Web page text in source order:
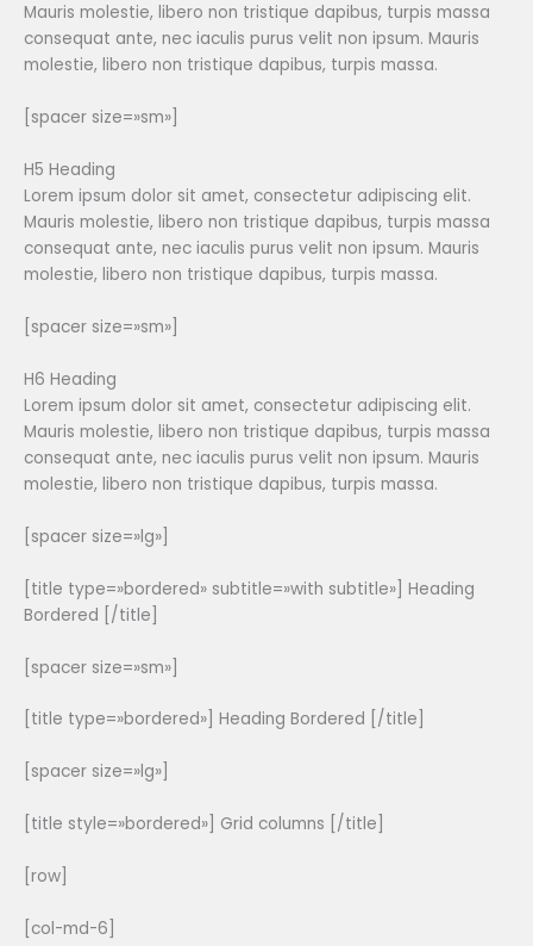
Mauris molestie, libero non tristique dapibus, turpis massa
consequat ante, nec iaculis purus velit non ipsum. Mauris
molestie, libero non tristique dapibus, turpis massa.
[spacer size=»sm»]
H5 Heading
Lorem ipsum dolor sit amet, consectetur adipiscing elit.
Mauris molestie, libero non tristique dapibus, turpis massa
consequat ante, nec iaculis purus velit non ipsum. Mauris
molestie, libero non tristique dapibus, turpis massa.
[spacer size=»sm»]
H6 Heading
Lorem ipsum dolor sit amet, consectetur adipiscing elit.
Mauris molestie, libero non tristique dapibus, turpis massa
consequat ante, nec iaculis purus velit non ipsum. Mauris
molestie, libero non tristique dapibus, turpis massa.
[spacer size=»lg»]
[title type=»bordered» subtitle=»with subtitle»] Heading
Bordered [/title]
[spacer size=»sm»]
[title type=»bordered»] Heading Bordered [/title]
[spacer size=»lg»]
[title style=»bordered»] Grid columns [/title]
[row]
[col-md-6]